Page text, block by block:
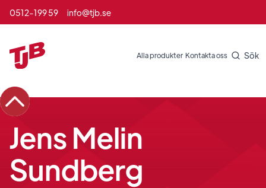
0512-199 59 info@tjb.se
Alla produkter Kontakta oss Sök
Jens Melin
Sundberg